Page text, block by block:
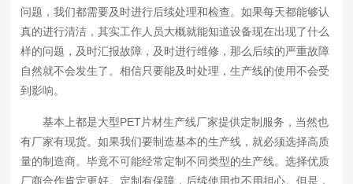
问题，我们都需要及时进行后续处理和检查。如果每天都能够认
真的进行清洁，其实工作人员大概就能知道设备现在出现了什么
样的问题，及时汇报故障，及时进行维修，那么后续的严重故障
自然就不会发生了。相信只要能及时处理，生产线的使用不会受
到影响。
基本上都是大型PET片材生产线厂家提供定制服务，当然也
有厂家有现货。如果我们要制造基本的生产线，就必须选择高质
量的制造商。毕竟不可能经常定制不同类型的生产线。选择优质
厂商合作肯定更好。定制有保障，后续使用也不用担心。但是，